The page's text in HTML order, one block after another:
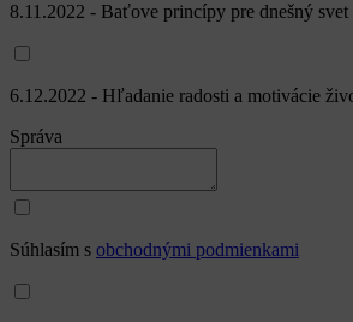
8.11.2022 - Baťove princípy pre dnešný svet
6.12.2022 - Hľadanie radosti a motivácie
Správa
Súhlasím s obchodnými podmienkami